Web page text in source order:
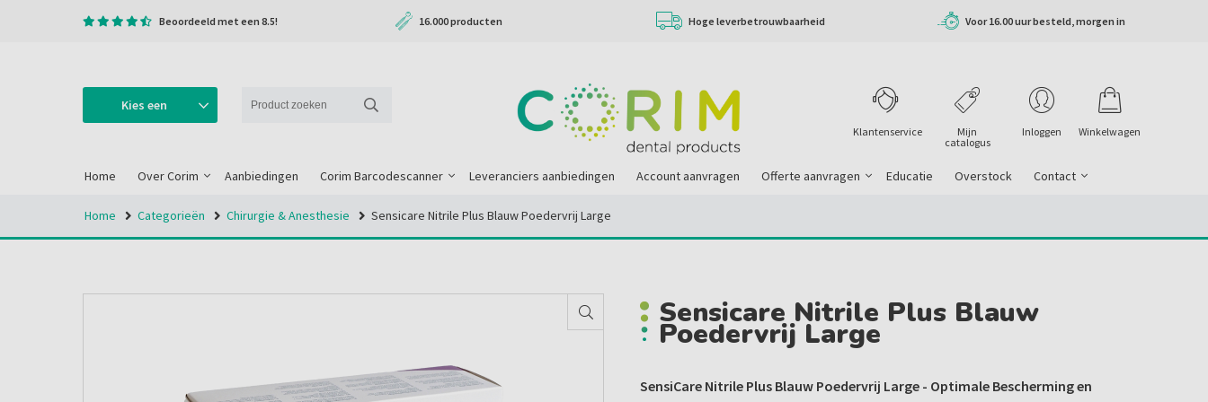
Beoordeeld met een 8.5! 16.000 producten Hoge leverbetrouwbaarheid Voor 16.00 uur besteld, morgen in
Kies een
Winkelwagen
Inloggen
Mijn
catalogus
Klantenservice
Home Over Corim Aanbiedingen Corim Barcodescanner Leveranciers aanbiedingen Account aanvragen Offerte aanvragen Educatie Overstock Contact
Home Categorieën Chirurgie & Anesthesie Sensicare Nitrile Plus Blauw Poedervrij Large
Sensicare Nitrile Plus Blauw
Poedervrij Large
SensiCare Nitrile Plus Blauw Poedervrij Large - Optimale Bescherming en